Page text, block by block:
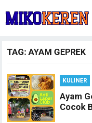
TAG:AYAM GEPREK
KULINER
Ayam
Cocok